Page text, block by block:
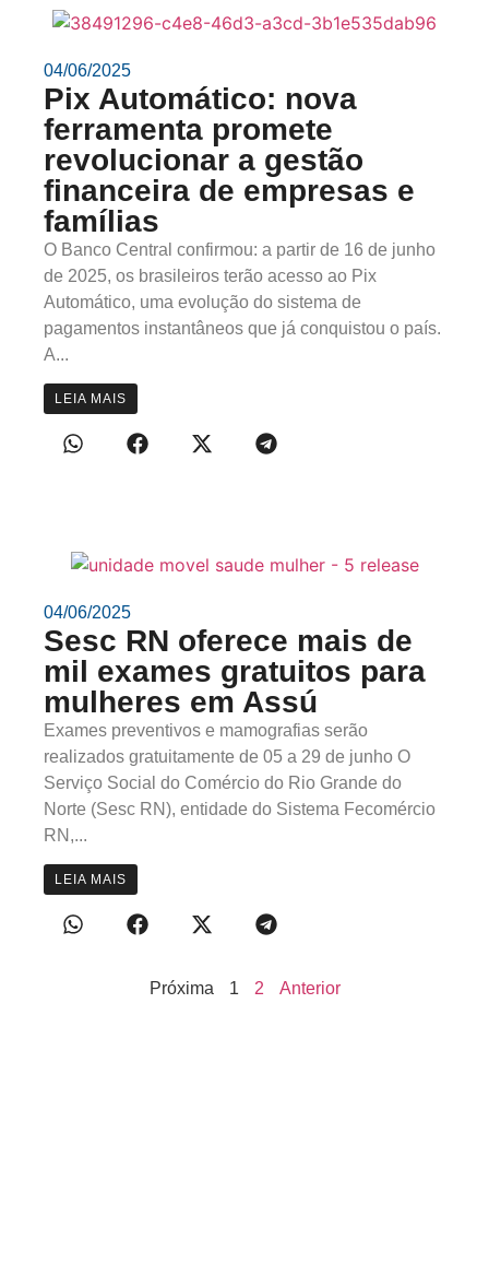
04/06/2025
Pix Automático: nova
ferramenta promete
revolucionar a gestão
financeira de empresas e
famílias
O Banco Central confirmou: a partir de 16 de junho
de 2025, os brasileiros terão acesso ao Pix
Automático, uma evolução do sistema de
pagamentos instantâneos que já conquistou o país.
A...
LEIA MAIS
04/06/2025
Sesc RN oferece mais de
mil exames gratuitos para
mulheres em Assú
Exames preventivos e mamografias serão
realizados gratuitamente de 05 a 29 de junho O
Serviço Social do Comércio do Rio Grande do
Norte (Sesc RN), entidade do Sistema Fecomércio
RN,...
LEIA MAIS
Próxima 1 2 Anterior